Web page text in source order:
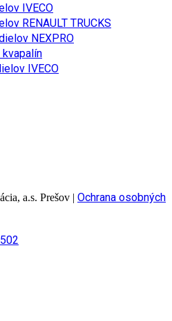
IVECO
RENAULT TRUCKS
NEXPRO
kvapalín
IVECO
a.s. Prešov | Ochrana osobných